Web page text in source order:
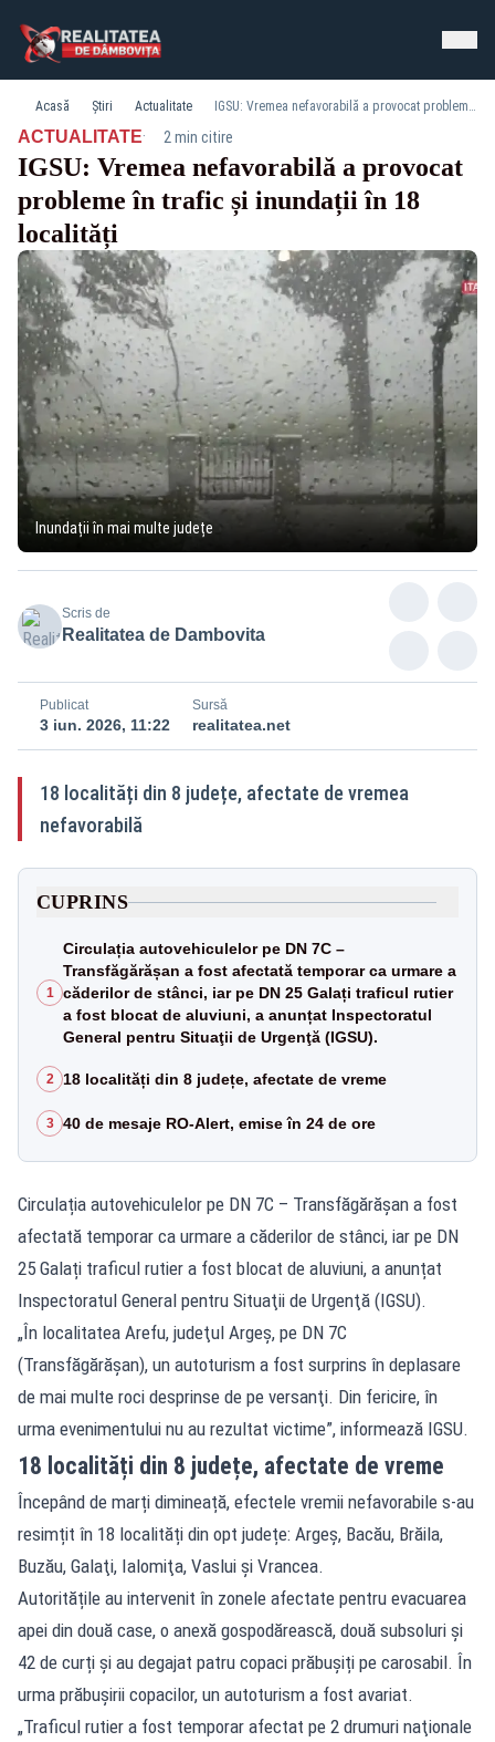
Acasă Știri Actualitate IGSU: Vremea nefavorabilă a provocat probleme în trafic și inundații în 18 localități
ACTUALITATE· 2 min citire
IGSU: Vremea nefavorabilă a provocat
probleme în trafic și inundații în 18
localități
Inundații în mai multe județe
Scris de
Realitatea de Dambovita
Publicat
3 iun. 2026, 11:22
Sursă
realitatea.net
18 localități din 8 județe, afectate de vremea
nefavorabilă
CUPRINS
1
Circulația autovehiculelor pe DN 7C –
Transfăgărășan a fost afectată temporar ca urmare a
căderilor de stânci, iar pe DN 25 Galați traficul rutier
a fost blocat de aluviuni, a anunțat Inspectoratul
General pentru Situaţii de Urgenţă (IGSU).
2 18 localități din 8 județe, afectate de vreme
3 40 de mesaje RO-Alert, emise în 24 de ore
Circulația autovehiculelor pe DN 7C – Transfăgărășan a fost
afectată temporar ca urmare a căderilor de stânci, iar pe DN
25 Galați traficul rutier a fost blocat de aluviuni, a anunțat
Inspectoratul General pentru Situaţii de Urgenţă (IGSU).
„În localitatea Arefu, judeţul Argeş, pe DN 7C
(Transfăgărăşan), un autoturism a fost surprins în deplasare
de mai multe roci desprinse de pe versanţi. Din fericire, în
urma evenimentului nu au rezultat victime”, informează IGSU.
18 localități din 8 județe, afectate de vreme
Începând de marți dimineață, efectele vremii nefavorabile s-au
resimțit în 18 localități din opt județe: Argeş, Bacău, Brăila,
Buzău, Galaţi, Ialomiţa, Vaslui şi Vrancea.
Autoritățile au intervenit în zonele afectate pentru evacuarea
apei din două case, o anexă gospodărească, două subsoluri și
42 de curți și au degajat patru copaci prăbușiți pe carosabil. În
urma prăbușirii copacilor, un autoturism a fost avariat.
„Traficul rutier a fost temporar afectat pe 2 drumuri naţionale